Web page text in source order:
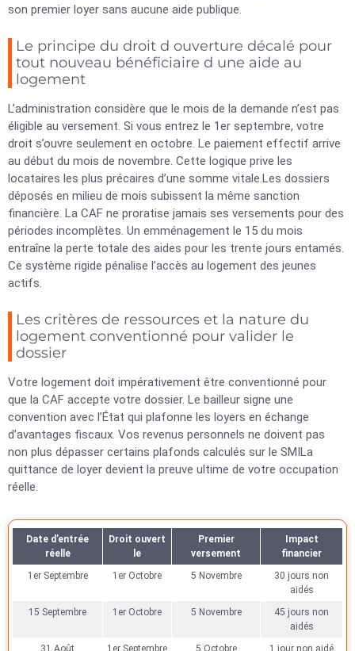
son premier loyer sans aucune aide publique.
Le principe du droit d ouverture décalé pour
tout nouveau bénéficiaire d une aide au
logement
L’administration considère que le mois de la demande n’est pas
éligible au versement. Si vous entrez le 1er septembre, votre
droit s’ouvre seulement en octobre. Le paiement effectif arrive
au début du mois de novembre. Cette logique prive les
locataires les plus précaires d’une somme vitale.Les dossiers
déposés en milieu de mois subissent la même sanction
financière. La CAF ne proratise jamais ses versements pour des
périodes incomplètes. Un emménagement le 15 du mois
entraîne la perte totale des aides pour les trente jours entamés.
Ce système rigide pénalise l’accès au logement des jeunes
actifs.
Les critères de ressources et la nature du
logement conventionné pour valider le
dossier
Votre logement doit impérativement être conventionné pour
que la CAF accepte votre dossier. Le bailleur signe une
convention avec l’État qui plafonne les loyers en échange
d’avantages fiscaux. Vos revenus personnels ne doivent pas
non plus dépasser certains plafonds calculés sur le SMILa
quittance de loyer devient la preuve ultime de votre occupation
réelle.
Date d’entrée
réelle
Droit ouvert
le
Premier
versement
Impact
financier
1er Septembre
1er Octobre 5 Novembre
30 jours non
aidés
15 Septembre
1er Octobre 5 Novembre
45 jours non
aidés
31 Août
1er Septembre 5 Octobre
1 jour non aidé